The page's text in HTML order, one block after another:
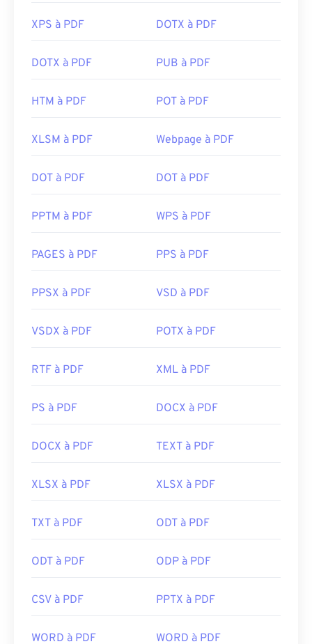
XPS à PDF DOTX à PDF
DOTX à PDF PUB à PDF
HTM à PDF POT à PDF
XLSM à PDF Webpage à PDF
DOT à PDF DOT à PDF
PPTM à PDF WPS à PDF
PAGES à PDF PPS à PDF
PPSX à PDF VSD à PDF
VSDX à PDF POTX à PDF
RTF à PDF XML à PDF
PS à PDF DOCX à PDF
DOCX à PDF TEXT à PDF
XLSX à PDF XLSX à PDF
TXT à PDF ODT à PDF
ODT à PDF ODP à PDF
CSV à PDF PPTX à PDF
WORD à PDF WORD à PDF